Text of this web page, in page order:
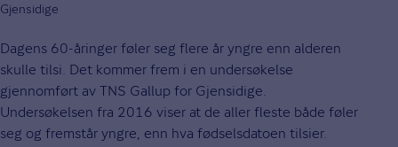
Gjensidige
Dagens 60-åringer føler seg flere år yngre enn alderen
skulle tilsi. Det kommer frem i en undersøkelse
gjennomført av TNS Gallup for Gjensidige.
Undersøkelsen fra 2016 viser at de aller fleste både føler
seg og fremstår yngre, enn hva fødselsdatoen tilsier.